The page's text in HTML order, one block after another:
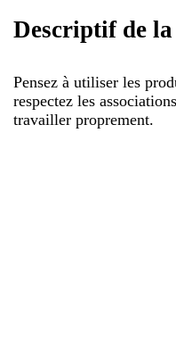
Descriptif de la
Pensez à utiliser les
respectez les
travailler proprement.